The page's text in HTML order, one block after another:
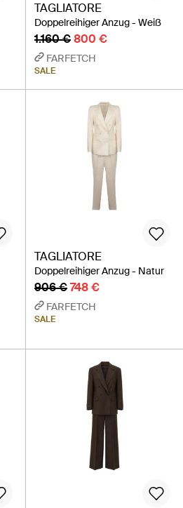
TAGLIATORE
Doppelreihiger Anzug - Weiß
1.160 €800 €
FARFETCH
SALE
TAGLIATORE
Doppelreihiger Anzug - Natur
906 €748 €
FARFETCH
SALE